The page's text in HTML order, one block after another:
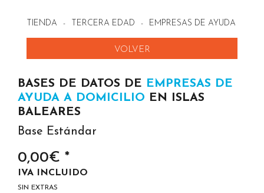
TIENDA - TERCERA EDAD - EMPRESAS DE AYUDA A
VOLVER
BASES DE DATOS DE EMPRESAS DE
AYUDA A DOMICILIO EN ISLAS
BALEARES
Base Estándar
0,00€ *
IVA INCLUIDO
SIN EXTRAS